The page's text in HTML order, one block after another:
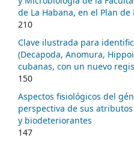
de La Habana, en el Plan de
210
Clave ilustrada para
(Decapoda, Anomura,
cubanas, con un nuevo
150
Aspectos fisiológicos del
perspectiva de sus
y biodeteriorantes
147